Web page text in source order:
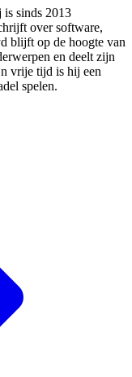
sinds 2013
over software,
blijft op de hoogte van
en deelt zijn
vrije tijd is hij een
spelen.